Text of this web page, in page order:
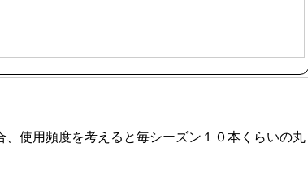
、使用頻度を考えると毎シーズン１０本くらいの丸